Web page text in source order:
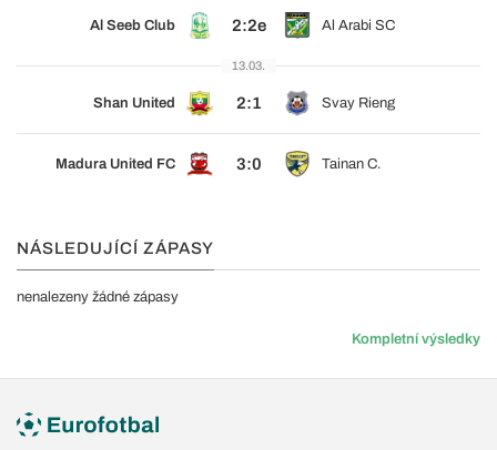
Al Seeb Club 2:2e Al Arabi SC
13.03.
Shan United 2:1 Svay Rieng
Madura United FC 3:0 Tainan C.
NÁSLEDUJÍCÍ ZÁPASY
nenalezeny žádné zápasy
Kompletní výsledky